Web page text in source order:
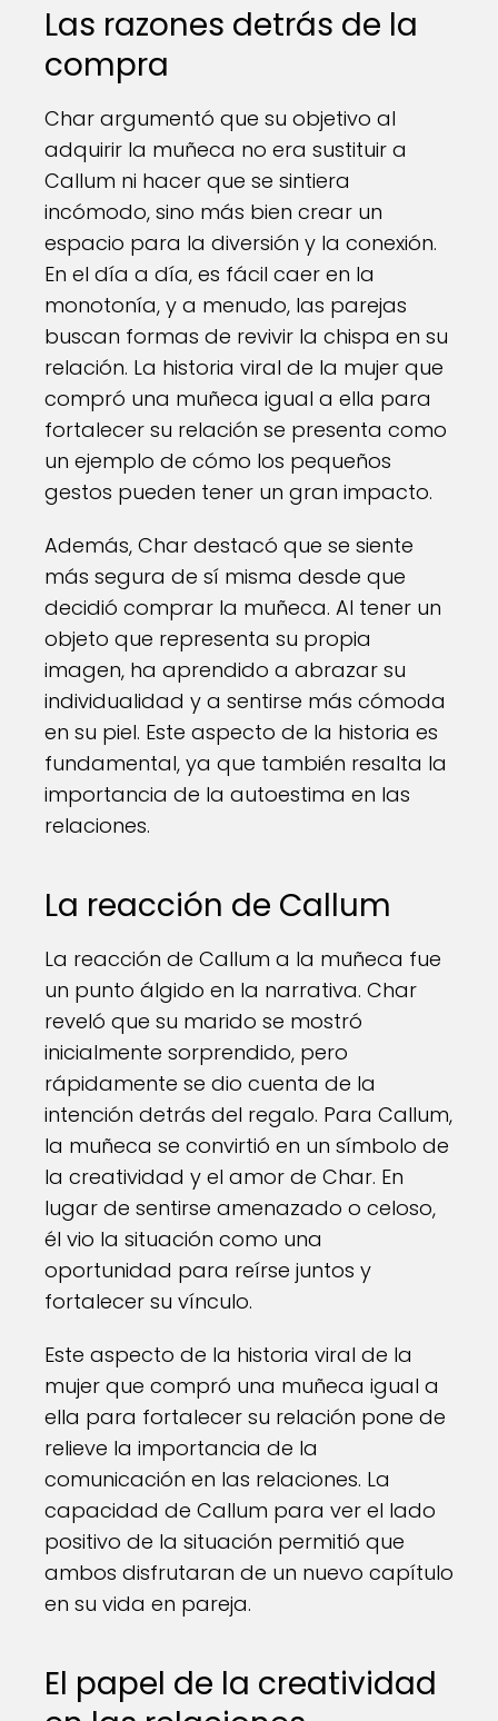
Las razones detrás de la
compra
Char argumentó que su objetivo al
adquirir la muñeca no era sustituir a
Callum ni hacer que se sintiera
incómodo, sino más bien crear un
espacio para la diversión y la conexión.
En el día a día, es fácil caer en la
monotonía, y a menudo, las parejas
buscan formas de revivir la chispa en su
relación. La historia viral de la mujer que
compró una muñeca igual a ella para
fortalecer su relación se presenta como
un ejemplo de cómo los pequeños
gestos pueden tener un gran impacto.
Además, Char destacó que se siente
más segura de sí misma desde que
decidió comprar la muñeca. Al tener un
objeto que representa su propia
imagen, ha aprendido a abrazar su
individualidad y a sentirse más cómoda
en su piel. Este aspecto de la historia es
fundamental, ya que también resalta la
importancia de la autoestima en las
relaciones.
La reacción de Callum
La reacción de Callum a la muñeca fue
un punto álgido en la narrativa. Char
reveló que su marido se mostró
inicialmente sorprendido, pero
rápidamente se dio cuenta de la
intención detrás del regalo. Para Callum,
la muñeca se convirtió en un símbolo de
la creatividad y el amor de Char. En
lugar de sentirse amenazado o celoso,
él vio la situación como una
oportunidad para reírse juntos y
fortalecer su vínculo.
Este aspecto de la historia viral de la
mujer que compró una muñeca igual a
ella para fortalecer su relación pone de
relieve la importancia de la
comunicación en las relaciones. La
capacidad de Callum para ver el lado
positivo de la situación permitió que
ambos disfrutaran de un nuevo capítulo
en su vida en pareja.
El papel de la creatividad